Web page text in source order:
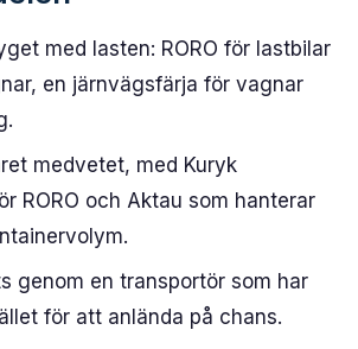
med lasten: RORO för lastbilar
en järnvägsfärja för vagnar
medvetet, med Kuryk
RORO och Aktau som hanterar
genom en transportör som har
för att anlända på chans.